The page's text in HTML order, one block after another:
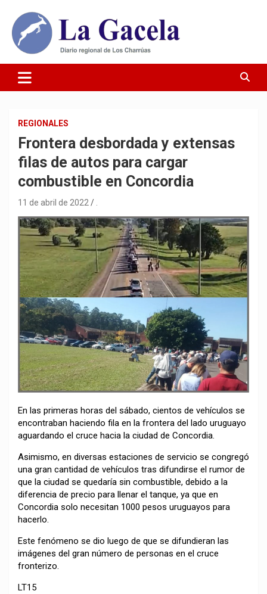
contenido
Diario La Gacela
REGIONALES
Frontera desbordada y extensas
filas de autos para cargar
combustible en Concordia
11 de abril de 2022
En las primeras horas del sábado, cientos de vehículos se
encontraban haciendo fila en la frontera del lado uruguayo
aguardando el cruce hacia la ciudad de Concordia.
Asimismo, en diversas estaciones de servicio se congregó
una gran cantidad de vehículos tras difundirse el rumor de
que la ciudad se quedaría sin combustible, debido a la
diferencia de precio para llenar el tanque, ya que en
Concordia solo necesitan 1000 pesos uruguayos para
hacerlo.
Este fenómeno se dio luego de que se difundieran las
imágenes del gran número de personas en el cruce
fronterizo.
LT15